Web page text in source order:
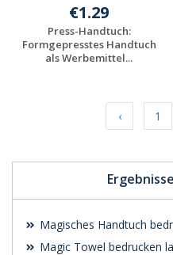
Magisches Handtuch
Magic Towel bedrucken
€1.29
Press-Handtuch:
Formgepresstes Handtuch
als Werbemittel...
‹ 1